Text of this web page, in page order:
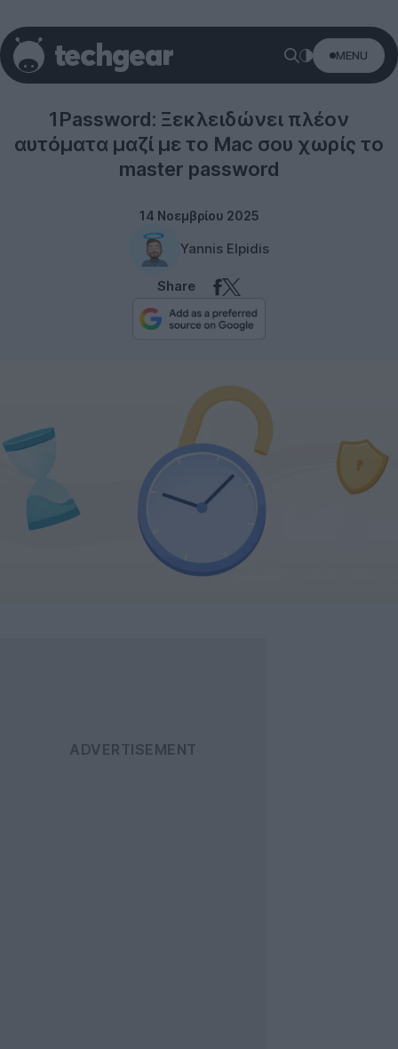
MENU
1Password: Ξεκλειδώνει πλέον
αυτόματα μαζί με το Mac σου χωρίς το
master password
14 Νοεμβρίου 2025
Yannis Elpidis
Share